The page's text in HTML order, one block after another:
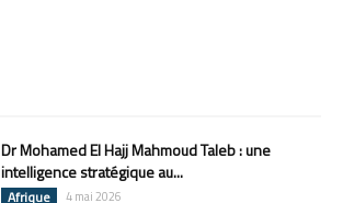
Dr Mohamed El Hajj Mahmoud Taleb : une
intelligence stratégique au...
Afrique 4 mai 2026